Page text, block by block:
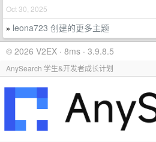
Oct 30, 2025
» leona723 创建的更多主题
© 2026 V2EX · 8ms · 3.9.8.5
AnySearch 学生&开发者成长计划